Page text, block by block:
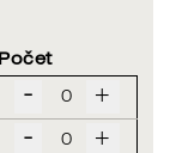
Počet
- +
- +